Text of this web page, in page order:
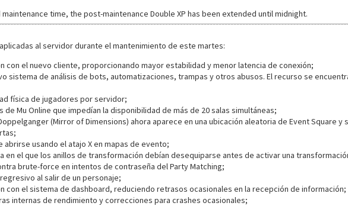
time, the post-maintenance Double XP has been extended until midnight.
al servidor durante el mantenimiento de este martes:
con el nuevo cliente, proporcionando mayor estabilidad y menor latencia de conexión;
sistema de análisis de bots, automatizaciones, trampas y otros abusos. El recurso se
física de jugadores por servidor;
de Mu Online que impedían la disponibilidad de más de 20 salas simultáneas;
(Mirror of Dimensions) ahora aparece en una ubicación aleatoria de Event Square
abrirse usando el atajo X en mapas de evento;
en el que los anillos de transformación debían desequiparse antes de activar una
brute-force en intentos de contraseña del Party Matching;
al salir de un personaje;
con el sistema de dashboard, reduciendo retrasos ocasionales en la recepción de información;
internas de rendimiento y correcciones para crashes ocasionales;